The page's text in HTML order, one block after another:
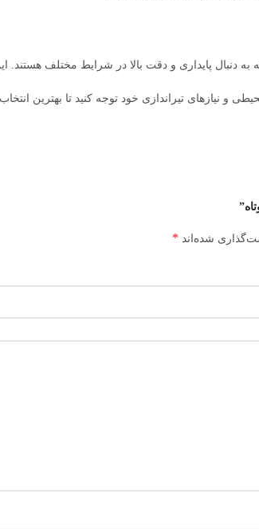
به دنبال پایداری و دقت بالا در شرایط مختلف
و نیازهای تیراندازی خود توجه کنید تا بهترین
شده‌اند *